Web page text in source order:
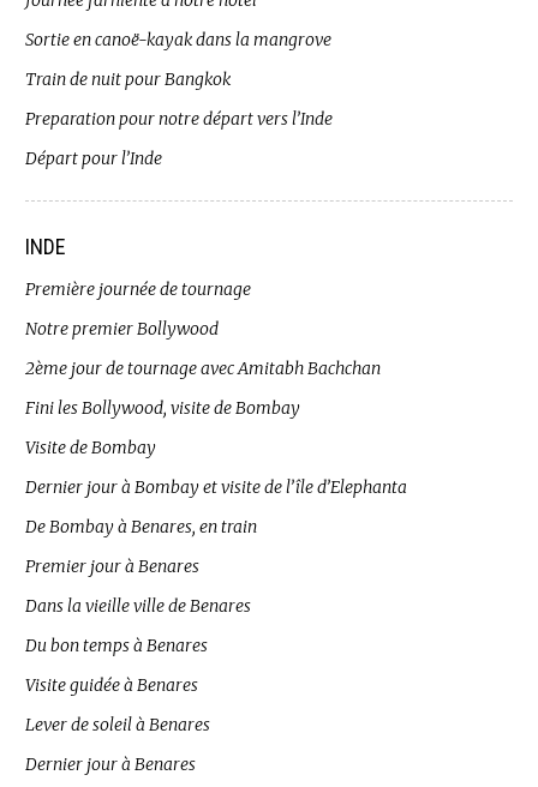
Sortie en canoë-kayak dans la mangrove
Train de nuit pour Bangkok
Preparation pour notre départ vers l’Inde
Départ pour l’Inde
INDE
Première journée de tournage
Notre premier Bollywood
2ème jour de tournage avec Amitabh Bachchan
Fini les Bollywood, visite de Bombay
Visite de Bombay
Dernier jour à Bombay et visite de l’île d’Elephanta
De Bombay à Benares, en train
Premier jour à Benares
Dans la vieille ville de Benares
Du bon temps à Benares
Visite guidée à Benares
Lever de soleil à Benares
Dernier jour à Benares